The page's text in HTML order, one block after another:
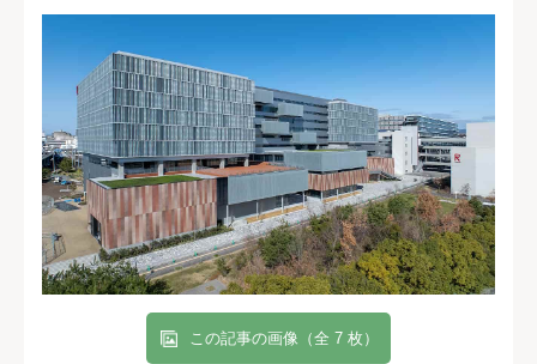
この記事の画像（全 7 枚）